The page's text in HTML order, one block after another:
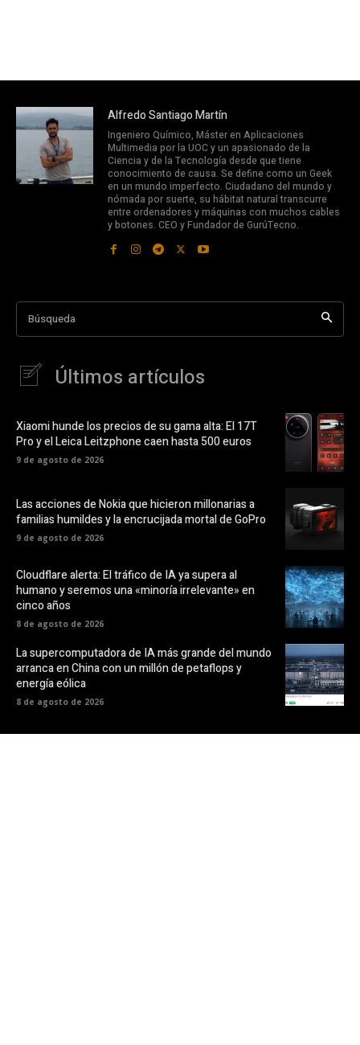
Alfredo Santiago Martín
Ingeniero Químico, Máster en Aplicaciones
Multimedia por la UOC y un apasionado de la
Ciencia y de la Tecnología desde que tiene
conocimiento de causa. Se define como un Geek
en un mundo imperfecto. Ciudadano del mundo y
nómada por suerte, su hábitat natural transcurre
entre ordenadores y máquinas con muchos cables
y botones. CEO y Fundador de GurúTecno.
Búsqueda
Últimos artículos
Xiaomi hunde los precios de su gama alta: El 17T
Pro y el Leica Leitzphone caen hasta 500 euros
9 de agosto de 2026
Las acciones de Nokia que hicieron millonarias a
familias humildes y la encrucijada mortal de GoPro
9 de agosto de 2026
Cloudflare alerta: El tráfico de IA ya supera al
humano y seremos una «minoría irrelevante» en
cinco años
8 de agosto de 2026
La supercomputadora de IA más grande del mundo
arranca en China con un millón de petaflops y
energía eólica
8 de agosto de 2026